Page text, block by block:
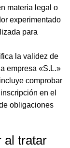
materia legal o
experimentado
para
la validez de
empresa «S.L.»
comprobar
en el
obligaciones
al tratar